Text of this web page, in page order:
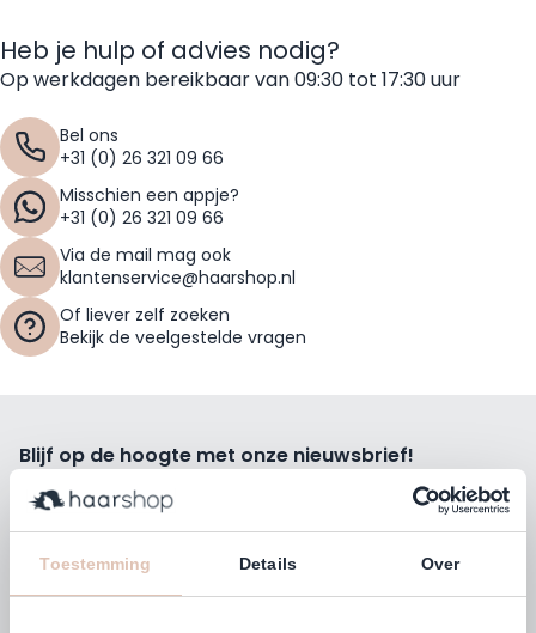
Toestemming Details Over
Heb je hulp of advies nodig?
Op werkdagen bereikbaar van 09:30 tot 17:30 uur
Bel ons
+31 (0) 26 321 09 66
Misschien een appje?
+31 (0) 26 321 09 66
Via de mail mag ook
klantenservice@haarshop.nl
Of liever zelf zoeken
Bekijk de veelgestelde vragen
Blijf op de hoogte met onze nieuwsbrief!
Ontvang wekelijks de beste kortingsacties, tips en nieuws
rechtstreeks in jou e-mailbox.
E-mailadres
Inschrijven